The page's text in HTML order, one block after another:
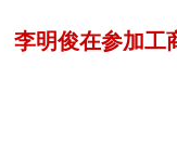
李明俊在参加工